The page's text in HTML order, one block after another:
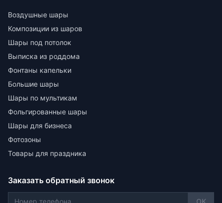
Воздушные шары
Композиции из шаров
Шары под потолок
Выписка из роддома
Фонтаны капельки
Большие шары
Шары по мультикам
Фольгированные шары
Шары для бизнеса
Фотозоны
Товары для праздника
Заказать обратный звонок
OK